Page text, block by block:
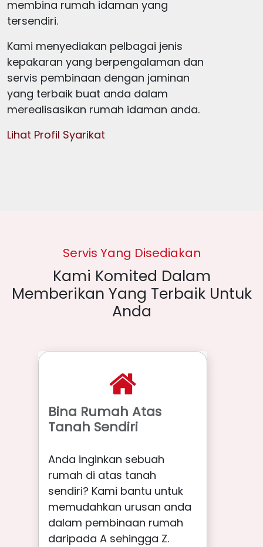
membina rumah idaman yang
tersendiri.
Kami menyediakan pelbagai jenis
kepakaran yang berpengalaman dan
servis pembinaan dengan jaminan
yang terbaik buat anda dalam
merealisasikan rumah idaman anda.
Lihat Profil Syarikat
Servis Yang Disediakan
Kami Komited Dalam
Memberikan Yang Terbaik Untuk
Anda
Bina Rumah Atas
Tanah Sendiri
Anda inginkan sebuah
rumah di atas tanah
sendiri? Kami bantu untuk
memudahkan urusan anda
dalam pembinaan rumah
daripada A sehingga Z.